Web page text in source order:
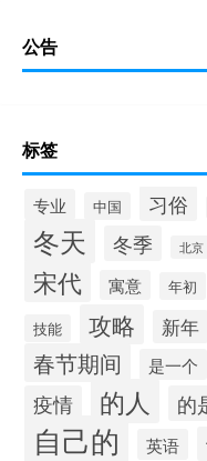
公告
标签
专业 中国 习俗
冬天 冬季 北京
宋代 寓意 年初
技能
攻略 新年
春节期间 是一个
疫情 的人 的
自己的 英语